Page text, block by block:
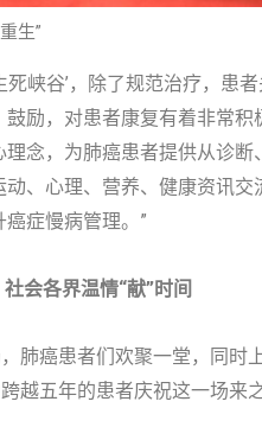
生”
死峡谷’，除了规范治疗，
励，对患者康复有着非常积
念，为肺癌患者提供从诊
、心理、营养、健康资讯
症慢病管理。”
会各界温情“献”时间
肺癌患者们欢聚一堂，同
越五年的患者庆祝这一场来